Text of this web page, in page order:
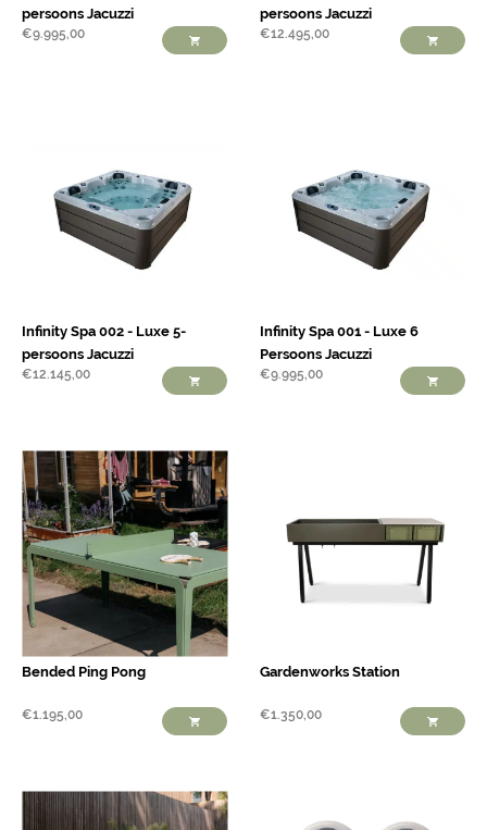
persoons Jacuzzi
€9.995,00
persoons Jacuzzi
€12.495,00
Infinity Spa 002 - Luxe 5-
persoons Jacuzzi
€12.145,00
Infinity Spa 001 - Luxe 6
Persoons Jacuzzi
€9.995,00
Bended Ping Pong
€1.195,00
Gardenworks Station
€1.350,00